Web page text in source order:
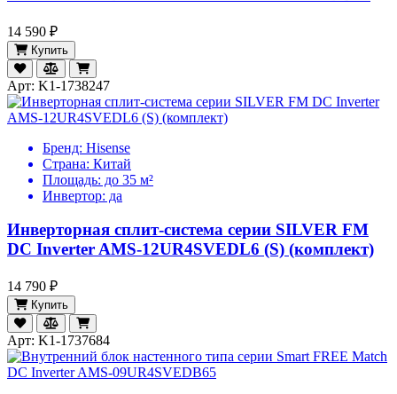
14 590 ₽
Купить
Арт: K1-1738247
Бренд: Hisense
Страна: Китай
Площадь: до 35 м²
Инвертор: да
Инверторная cплит-система серии SILVER FM
DC Inverter AMS-12UR4SVEDL6 (S) (комплект)
14 790 ₽
Купить
Арт: K1-1737684